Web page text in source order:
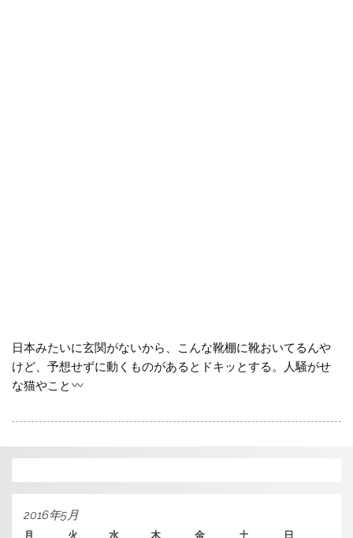
日本みたいに玄関がないから、こんな靴棚に靴おいてるんや
けど、予想せずに動くものがあるとドキッとする。人騒がせ
な猫やこと
2016年5月
月 火 水 木 金 土 日